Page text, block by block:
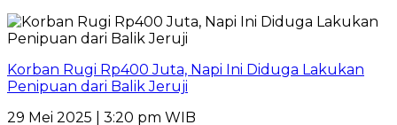
Korban Rugi Rp400 Juta, Napi Ini Diduga Lakukan
Penipuan dari Balik Jeruji
29 Mei 2025 | 3:20 pm WIB